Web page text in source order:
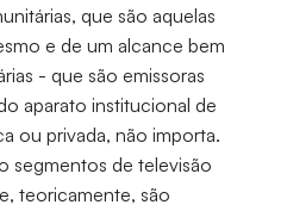
que são aquelas
e de um alcance bem
- que são emissoras
aparato institucional de
ou privada, não importa.
segmentos de televisão
teoricamente, são